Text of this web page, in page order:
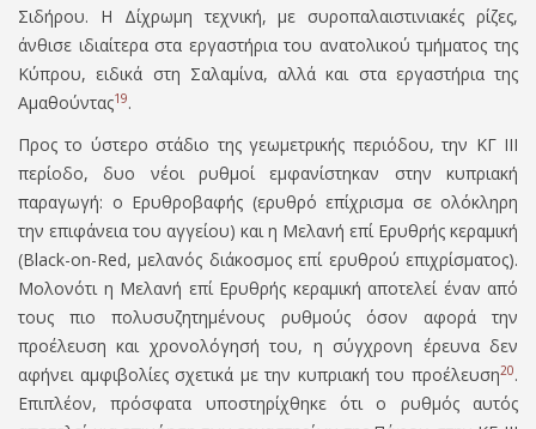
Σιδήρου. Η Δίχρωμη τεχνική, με συροπαλαιστινιακές ρίζες,
άνθισε ιδιαίτερα στα εργαστήρια του ανατολικού τμήματος της
Κύπρου, ειδικά στη Σαλαμίνα, αλλά και στα εργαστήρια της
Αμαθούντας19.
Προς το ύστερο στάδιο της γεωμετρικής περιόδου, την ΚΓ ΙΙΙ
περίοδο, δυο νέοι ρυθμοί εμφανίστηκαν στην κυπριακή
παραγωγή: ο Ερυθροβαφής (ερυθρό επίχρισμα σε ολόκληρη
την επιφάνεια του αγγείου) και η Μελανή επί Ερυθρής κεραμική
(Black-on-Red, μελανός διάκοσμος επί ερυθρού επιχρίσματος).
Μολονότι η Μελανή επί Ερυθρής κεραμική αποτελεί έναν από
τους πιο πολυσυζητημένους ρυθμούς όσον αφορά την
προέλευση και χρονολόγησή του, η σύγχρονη έρευνα δεν
αφήνει αμφιβολίες σχετικά με την κυπριακή του προέλευση20.
Επιπλέον, πρόσφατα υποστηρίχθηκε ότι ο ρυθμός αυτός